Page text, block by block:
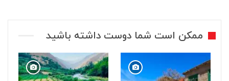
ممکن است شما دوست داشته باشید